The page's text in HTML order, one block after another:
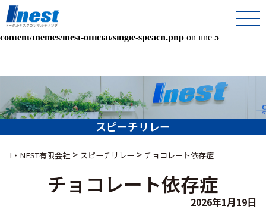
Warning: Undefined array key 0 in
/home/kir013221/public_html/inest-co-jp/wps/wp-
content/themes/inest-official/single-speach.php on line 5
スピーチリレー
I・NEST有限会社 > スピーチリレー > チョコレート依存症
チョコレート依存症
2026年1月19日